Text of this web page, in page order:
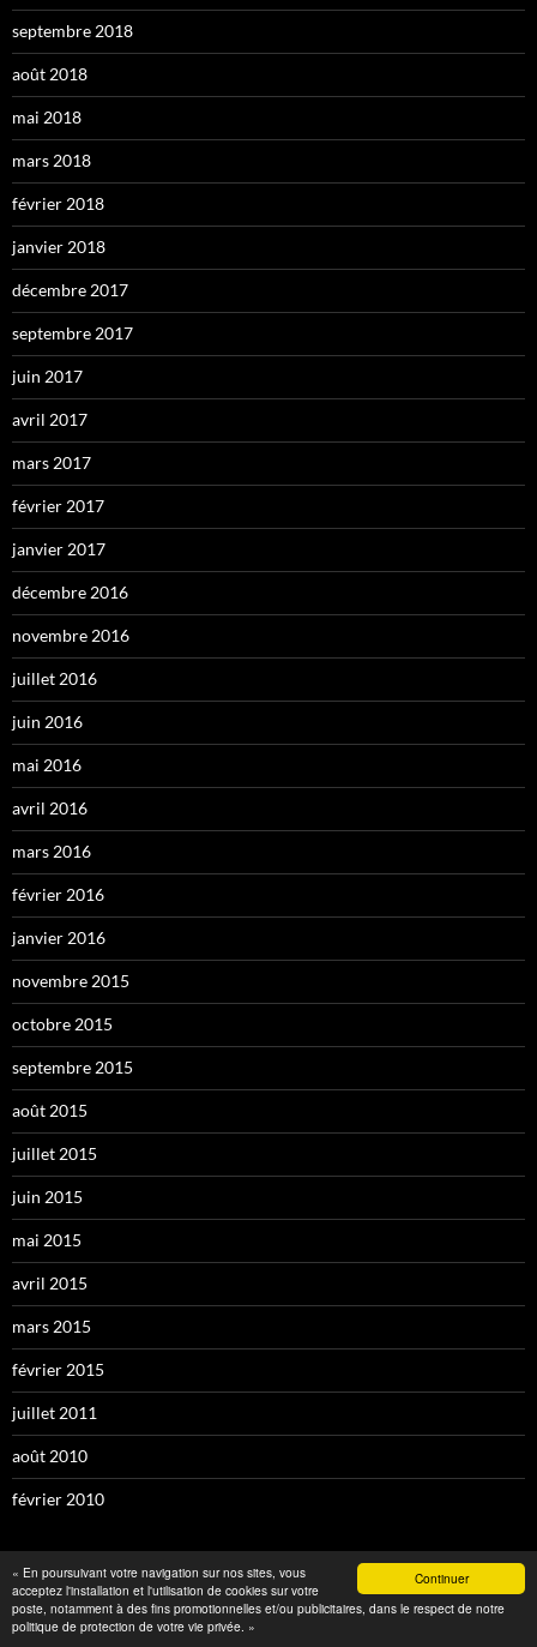
Continuer
« En poursuivant votre navigation sur nos sites, vous
acceptez l'installation et l'utilisation de cookies sur votre
poste, notamment à des fins promotionnelles et/ou publicitaires, dans le respect de notre
politique de protection de votre vie privée. »
septembre 2018
août 2018
mai 2018
mars 2018
février 2018
janvier 2018
décembre 2017
septembre 2017
juin 2017
avril 2017
mars 2017
février 2017
janvier 2017
décembre 2016
novembre 2016
juillet 2016
juin 2016
mai 2016
avril 2016
mars 2016
février 2016
janvier 2016
novembre 2015
octobre 2015
septembre 2015
août 2015
juillet 2015
juin 2015
mai 2015
avril 2015
mars 2015
février 2015
juillet 2011
août 2010
février 2010
MÉTA